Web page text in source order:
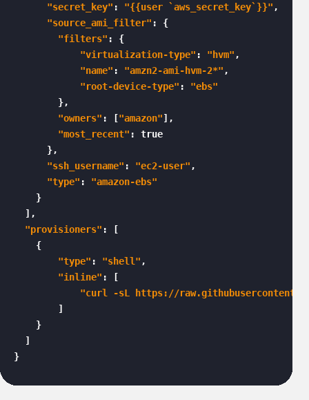
"secret_key" : "{{user `aws_secret_key`}}" ,
"source_ami_filter" : {
"filters" : {
"virtualization-type" : "hvm" ,
"name" : "amzn2-ami-hvm-2*" ,
"root-device-type" : "ebs"
        },
"owners" : ["amazon"],
"most_recent" : true
      },
"ssh_username" : "ec2-user" ,
"type" : "amazon-ebs"
    }
  ],
"provisioners" : [
    {
"type" : "shell" ,
"inline" : [
"curl -sL https://
        ]
    }
  ]
}